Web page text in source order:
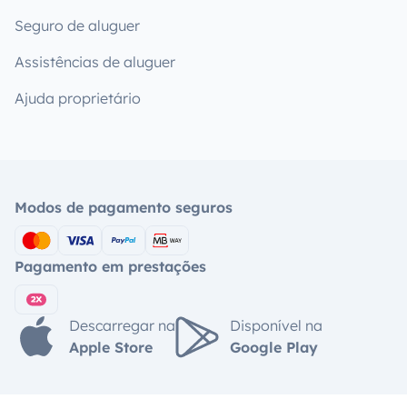
Seguro de aluguer
Assistências de aluguer
Ajuda proprietário
Modos de pagamento seguros
Pagamento em prestações
Descarregar na
Apple Store
Disponível na
Google Play